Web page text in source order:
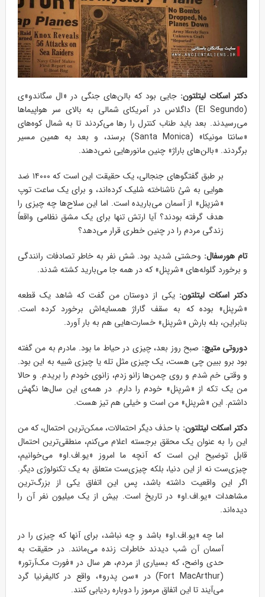
دکتر اسکات لیتلتون: جایی بود که بالن‌های جنگی در «ال سگاندو»ی
(El Segundo) داگلاس در آمریکای شمالی به بالای سر هواپیماها
می‌رسیدند. بعد باید طناب کنترل را رها می‌کردند تا به شمال کوه‌های
«سانتا مونیکا» (Santa Monica) برسند، و بعد به همین مسیر
برگردند. «بالن‌های باراژ» چنین مانورهایی نمی‌دهند.
بر طبق گفتگوهای جنجالی، یک حقیقت این است که ۱۴۰۰۰ ضد
هوایی به شئ ناشناخته شلیک کرده‌اند، و برای یک ساعت توپ
«شرَپنِل» از آسمان می‌باریده است. اما این سلاح‌ها چه چیزی را
هدف گرفته بودند؟ آیا ارتش تنها برای یک مشق نظامی واقعاً
زندگی مردم را در چنین خطری قرار می‌دهد؟
تام هورسفال: وحشتی شدید بود. شش نفر به خاطر تصادفات رانندگی
و برخورد گلوله‌های «شرپنل» که در همه جا می‌بارید کشته شدند.
دکتر اسکات لیتلتون: یکی از دوستان من گفت که شاهد یک قطعه
«شرپنل» بوده که به سقف گاراژ همسایه‌اش برخورد کرده است.
بنابراین، بله بارش «شرپنل» خسارت‌هایی هم به بار آورد.
دوروتی متیچ: صبح روز بعد، چیزی در حیاط ما بود. مادرم به من گفته
بود برو ببین چی هست، یک چیزی مثل تله یا چیزی شبیه به این بود.
و وقتی خم شدم و روی چمن‌ها زانو زدم، زانوی خودم را بریدم. و حالا
من یک تکه از «شرپنل» خودم را دارم. در همه‌ی این سال‌ها نگهش
داشتم. این «شرپنل» من است و خیلی هم تیز هست.
دکتر اسکات لیتلتون: با حذف دیگر احتمالات، ممکن‌ترین احتمال، که من
این را به عنوان یک محقق برجسته اعلام می‌کنم، منطقی‌ترین احتمال
قابل توضیح این است که آنچه ما امروز «یو.اف.او» می‌خوانیم،
چیزی‌ست نه از این دنیا، بلکه چیزی‌ست متعلق به یک تکنولوژی دیگر.
اگر این واقعیت داشته باشد، پس این اتفاق یکی از بزرگ‌ترین
مشاهدات «یو.اف.او» در تاریخ است. بیش از یک میلیون نفر آن را
دیده‌اند.
اما چه «یو.اف.او» باشد و چه نباشد، برای آنها که چیزی را در
آسمان آن شب دیدند خاطرات زنده می‌مانند. در حقیقت به
حدی واضح، که بسیاری از مردم، هر سال در «فورت مک‌آرتور»
(Fort MacArthur) در «سن پدرو»، واقع در کالیفرنیا گرد
می‌آیند تا این اتفاق مرموز را دوباره ردیابی کنند.